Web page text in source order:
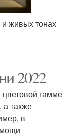
живых тонах
2022
гамме
а также
в